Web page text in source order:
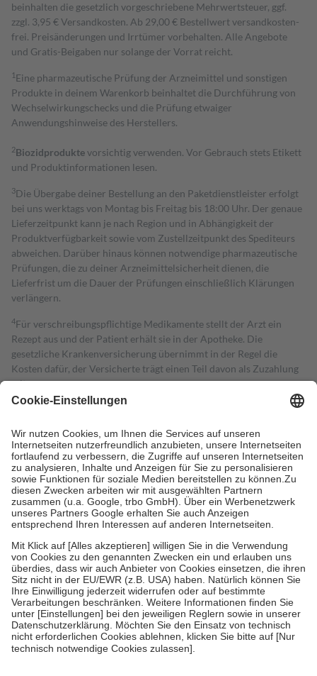
beinhalten die gesetzlich vorgeschriebene Mehrwertsteuer, ggf.
zzgl. 3,95 € Versandkosten. Ab 29,00 € Bestell­wert versand­kosten­
frei. Preisänderungen und Irrtümer vorbehalten. Alle Angebote
und Gratis-Beigaben nur solange der Vorrat reicht.
1 Eine pharmazeutische Prüfung der Arzneimittel und sonstigen
Produkte in deinem Warenkorb beinhaltet die Durchführung von
Wechselwirkungschecks und die Prüfung etwaiger
Anwendungshinweise des Herstellers.
2Biozidproduktevorsichtig verwenden. Vor Gebrauch stets Etikett
und Produktinformationen lesen.
3Die Übergabe deiner Bestellung an den Paketdienstleister erfolgt
bei uns werktags von Montag bis Freitag bis 18:00 Uhr. Der genaue
Lieferzeitpunkt kann je nach Region und in Abhängigkeit der
Produktverfügbarkeit sowie vom Zustellzeitpunkt des Spediteurs
abweichen. Darüber hinaus können notwendige pharmazeutische
Prüfungen, die zu deiner Arzneimittelsicherheit dienen, die
Lieferfrist um die Dauer der Prüfungen einschließlich Klärungen
verlängern.
4Für verschreibungspflichtige Medikamente stellt der Arzt ein
Rezept aus und der Patient erhält sie in der Apotheke. Die
gesetzliche Krankenversicherung übernimmt in der Regel die
Kosten dafür, der Versicherte trägt einen Teil davon als Zuzahlung
mit.
Grundsätzlich leisten Mitglieder Zuzahlungen in Höhe von zehn
höchstens zehn Euro.
Es sind jedoch nie mehr als die tatsächlichen
Kosten der Leistung zu entrichten.
Diese Regeln gelten grundsätzlich auch für Online-Apotheken.
Bei Heilmitteln und häuslicher Krankenpflege beträgt die
Zuzahlung zehn Prozent der Kosten sowie zehn Euro je
Verordnung.
Um das Engagement der Versicherten für ihre eigene Gesundheit zu
stärken und die besondere Stellung der Familie zu unterstützen,
fallenkeine Zuzahlungenan bei:
• Kindern und Jugendlichen bis zum vollendeten 18. Lebensjahr
mit Ausnahme der Fahrkosten
• Untersuchungen zur Vorsorge und Früherkennung, die von der
GKV getragen werden
• empfohlenen Schutzimpfungen
• Harn- und Blutteststreifen